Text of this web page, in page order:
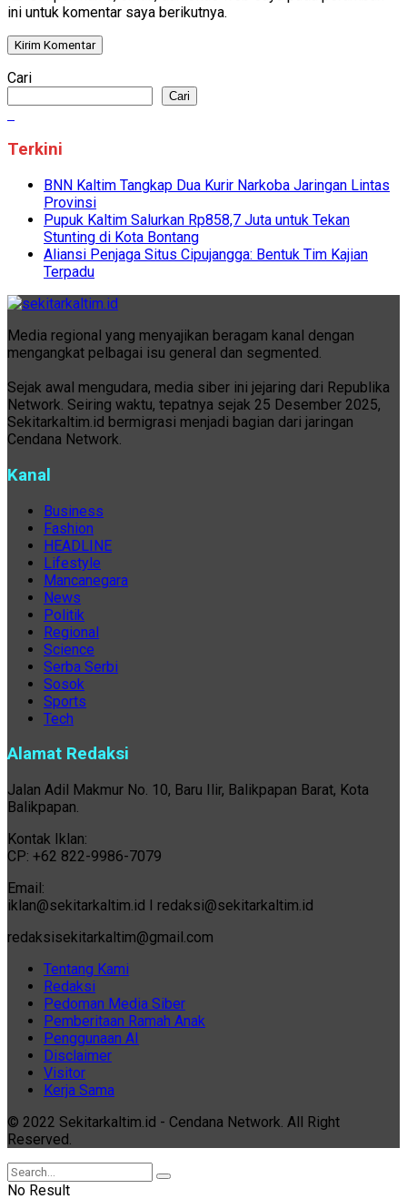
ini untuk komentar saya berikutnya.
Cari
Cari
Terkini
BNN Kaltim Tangkap Dua Kurir Narkoba Jaringan Lintas
Provinsi
Pupuk Kaltim Salurkan Rp858,7 Juta untuk Tekan
Stunting di Kota Bontang
Aliansi Penjaga Situs Cipujangga: Bentuk Tim Kajian
Terpadu
Media regional yang menyajikan beragam kanal dengan
mengangkat pelbagai isu general dan segmented.
Sejak awal mengudara, media siber ini jejaring dari Republika
Network. Seiring waktu, tepatnya sejak 25 Desember 2025,
Sekitarkaltim.id bermigrasi menjadi bagian dari jaringan
Cendana Network.
Kanal
Business
Fashion
HEADLINE
Lifestyle
Mancanegara
News
Politik
Regional
Science
Serba Serbi
Sosok
Sports
Tech
Alamat Redaksi
Jalan Adil Makmur No. 10, Baru Ilir, Balikpapan Barat, Kota
Balikpapan.
Kontak Iklan:
CP: +62 822-9986-7079
Email:
iklan@sekitarkaltim.id I redaksi@sekitarkaltim.id
redaksisekitarkaltim@gmail.com
Tentang Kami
Redaksi
Pedoman Media Siber
Pemberitaan Ramah Anak
Penggunaan AI
Disclaimer
Visitor
Kerja Sama
© 2022 Sekitarkaltim.id - Cendana Network. All Right
Reserved.
No Result